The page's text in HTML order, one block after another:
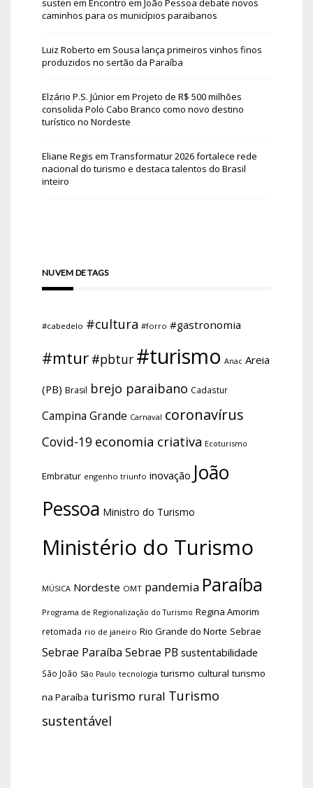
susten em Encontro em João Pessoa debate novos
caminhos para os municípios paraibanos
Luiz Roberto em Sousa lança primeiros vinhos finos
produzidos no sertão da Paraíba
Elzário P.S. Júniorem Projeto de R$ 500 milhões
consolida Polo Cabo Branco como novo destino
turístico no Nordeste
Eliane Regis em Transformatur 2026 fortalece rede
nacional do turismo e destaca talentos do Brasil
inteiro
NUVEM DE TAGS
#cabedelo #cultura #forro #gastronomia
#mtur #pbtur #turismo Anac Areia
(PB) Brasil brejo paraibano Cadastur
Campina Grande Carnaval coronavírus
Covid-19 economia criativa Ecoturismo
Embratur engenho triunfo inovação João
Pessoa Ministro do Turismo
Ministério do Turismo
MÚSICA Nordeste OMT pandemia Paraíba
Programa de Regionalização do Turismo Regina Amorim
retomada rio de janeiro Rio Grande do Norte Sebrae
Sebrae Paraíba Sebrae PB sustentabilidade
São João São Paulo tecnologia turismo cultural turismo
na Paraíba turismo rural Turismo
sustentável